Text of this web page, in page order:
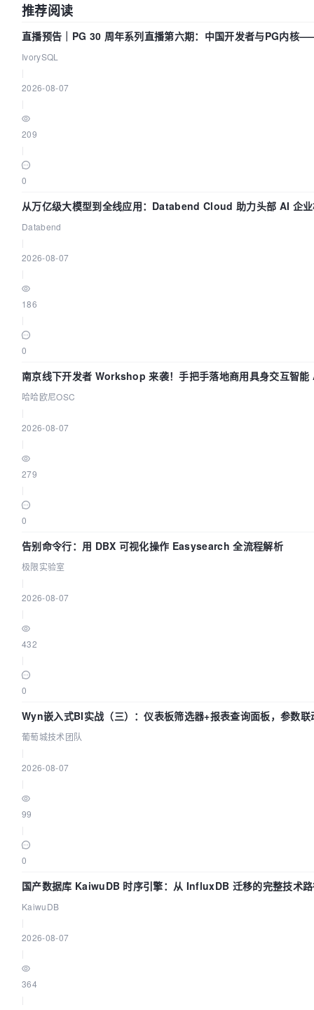
推荐阅读
直播预告｜PG 30 周年系列直播第六期：中国开发者与PG内核
IvorySQL
2026-08-07
209
0
从万亿级大模型到全线应用：Databend Cloud 助力头部 AI 企
Databend
2026-08-07
186
0
南京线下开发者 Workshop 来袭！手把手落地商用具身交互智
哈哈欧尼OSC
2026-08-07
279
0
告别命令行：用 DBX 可视化操作 Easysearch 全流程解析
极限实验室
2026-08-07
432
0
Wyn嵌入式BI实战（三）：仪表板筛选器+报表查询面板，参数联
葡萄城技术团队
2026-08-07
99
0
国产数据库 KaiwuDB 时序引擎：从 InfluxDB 迁移的完整技术
KaiwuDB
2026-08-07
364